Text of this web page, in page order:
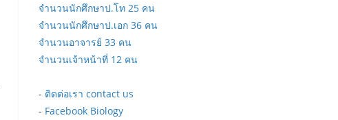
จำนวนนักศึกษาป.โท 25 คน
จำนวนนักศึกษาป.เอก 36 คน
จำนวนอาจารย์ 33 คน
จำนวนเจ้าหน้าที่ 12 คน
- ติดต่อเรา contact us
- Facebook Biology